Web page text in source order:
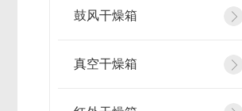
鼓风干燥箱
真空干燥箱